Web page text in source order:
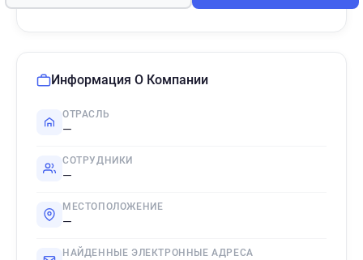
Информация О Компании
ОТРАСЛЬ
—
СОТРУДНИКИ
—
МЕСТОПОЛОЖЕНИЕ
—
НАЙДЕННЫЕ ЭЛЕКТРОННЫЕ АДРЕСА